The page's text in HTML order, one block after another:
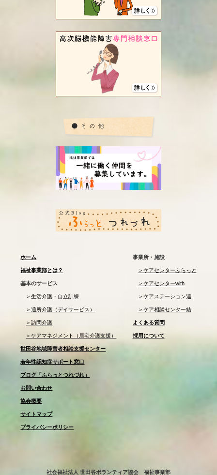
ホーム
福祉事業部とは？
基本のサービス
＞生活介護・自立訓練
＞通所介護（デイサービス）
＞訪問介護
＞ケアマネジメント（居宅介護支援）
事業所・施設
＞ケアセンターふらっと
＞ケアセンターwith
＞ケアステーション連
＞ケア相談センター結
よくある質問
採用について
世田谷地域障害者相談支援センター
若年性認知症サポート窓口
ブログ「ふらっとつれづれ」
お問い合わせ
協会概要
サイトマップ
プライバシーポリシー
社会福祉法人 世田谷ボランティア協会 福祉事業部